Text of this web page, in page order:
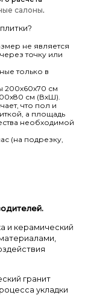
салоны.
не является
точку или
только в
200х60х70 см
см (ВхШ).
что пол и
а площадь
необходимой
(на подрезку,
и керамический
гранит
укладки